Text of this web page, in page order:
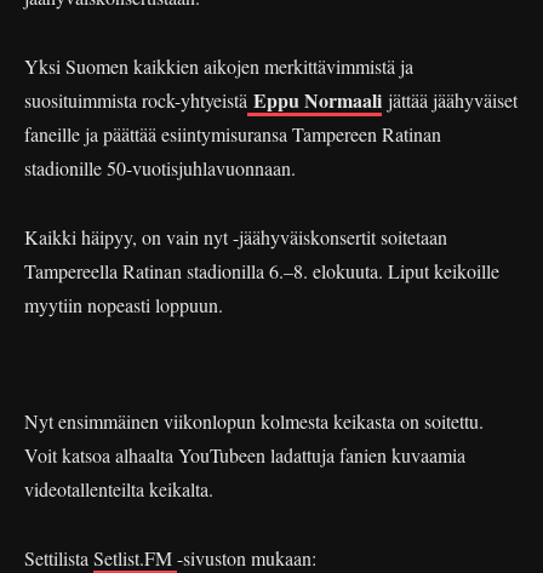
Yksi Suomen kaikkien aikojen merkittävimmistä ja
suosituimmista rock-yhtyeistä Eppu Normaali jättää jäähyväiset
faneille ja päättää esiintymisuransa Tampereen Ratinan
stadionille 50-vuotisjuhlavuonnaan.
Kaikki häipyy, on vain nyt -jäähyväiskonsertit soitetaan
Tampereella Ratinan stadionilla 6.–8. elokuuta. Liput keikoille
myytiin nopeasti loppuun.
Nyt ensimmäinen viikonlopun kolmesta keikasta on soitettu.
Voit katsoa alhaalta YouTubeen ladattuja fanien kuvaamia
videotallenteilta keikalta.
Settilista Setlist.FM-sivuston mukaan: